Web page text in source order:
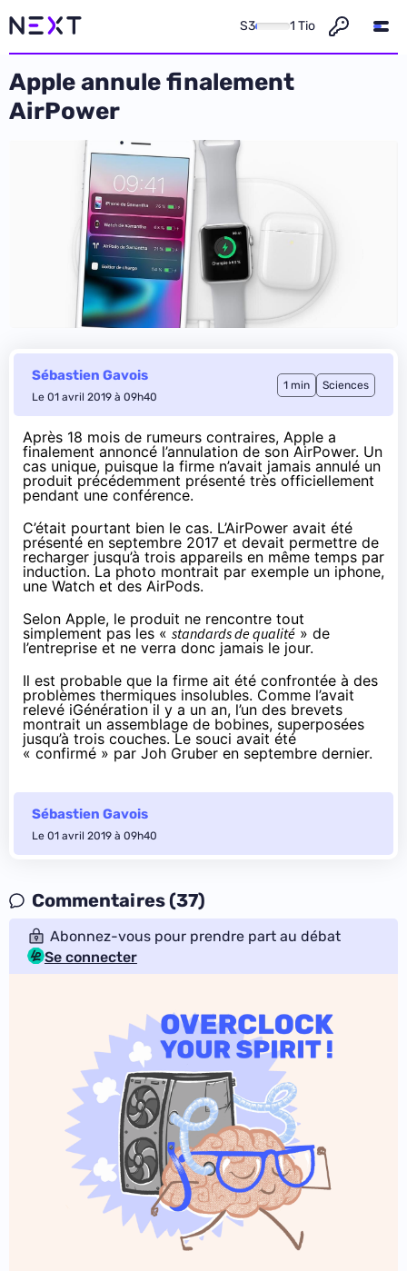
S3 1 Tio
Apple annule finalement
AirPower
Sébastien Gavois
Le 01 avril 2019 à 09h40
1 min Sciences
Après 18 mois de rumeurs contraires, Apple a
finalement annoncé l’annulation de son AirPower. Un
cas unique, puisque la firme n’avait jamais annulé un
produit précédemment présenté très officiellement
pendant une conférence.
C’était pourtant bien le cas. L’AirPower avait été
présenté en septembre 2017 et devait permettre de
recharger jusqu’à trois appareils en même temps par
induction. La photo montrait par exemple un iphone,
une Watch et des AirPods.
Selon Apple, le produit ne rencontre tout
simplement pas les « standards de qualité » de
l’entreprise et ne verra donc jamais le jour.
Il est probable que la firme ait été confrontée à des
problèmes thermiques insolubles. Comme l’avait
relevé iGénération il y a un an, l’un des brevets
montrait un assemblage de bobines, superposées
jusqu’à trois couches. Le souci avait été
« confirmé » par Joh Gruber en septembre dernier.
Sébastien Gavois
Le 01 avril 2019 à 09h40
Commentaires (37)
Abonnez-vous pour prendre part au débat
Se connecter